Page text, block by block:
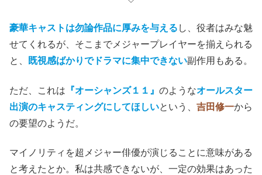
豪華キャストは勿論作品に厚みを与える し、役者はみな魅
せてくれるが、そこまでメジャープレイヤーを揃えられる
と、 既視感ばかりでドラマに集中できない副作用もある。
ただ、これは 『オーシャンズ１１』 のようなオールスター
出演のキャスティングにしてほしいという、 吉田修一から
の要望のようだ。
マイノリティを超メジャー俳優が演じることに意味がある
と考えたとか。私は共感できないが、一定の効果はあった